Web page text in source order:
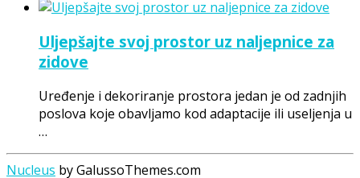
Uljepšajte svoj prostor uz naljepnice za
zidove
Uređenje i dekoriranje prostora jedan je od zadnjih
poslova koje obavljamo kod adaptacije ili useljenja u
…
Nucleus by GalussoThemes.com